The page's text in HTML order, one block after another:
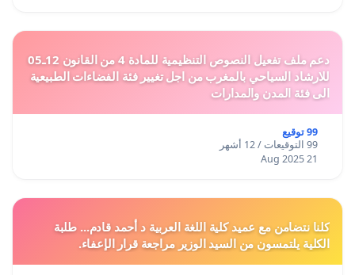
دعم ملف تفعيل النصوص التنظيمية للمادة 4 من القانون 12ـ05
للارشاد السياحي بالمغرب من اجل تغيير فئة الفضاءات الطبيعية
الى فئة المدن والمدارات
99 توقيع
99 التوقيعات / 12 أشهر
21 Aug 2025
كلنا نتضامن مع عميد كلية اللغة العربية د أحمد قادم... طلبة
الكلية يلتمسون من السيد الوزير مراجعة قرار الإعفاء.